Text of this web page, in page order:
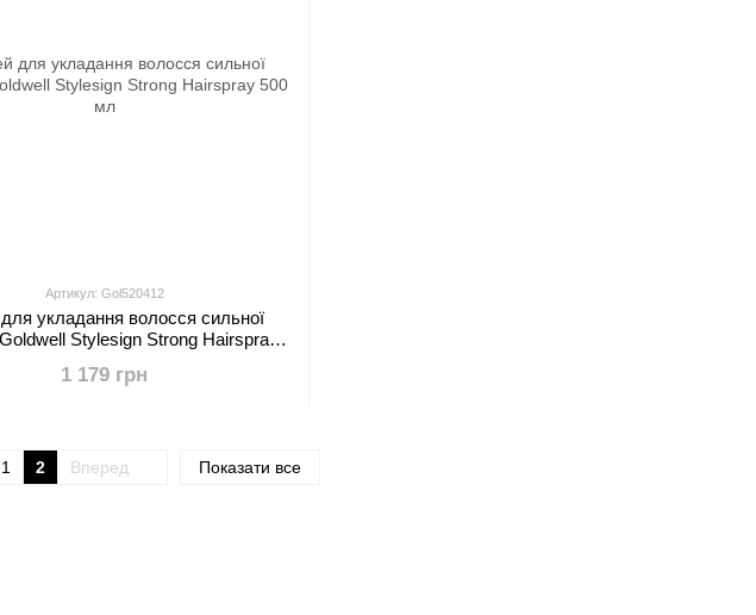
Артикул: Gol520412
укладання волосся сильної
Goldwell Stylesign Strong Hairspray
1 179 грн
1 2 Вперед Показати все